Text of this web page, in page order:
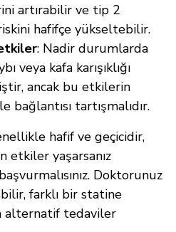
artırabilir ve tip 2
hafifçe yükseltebilir.
: Nadir durumlarda
veya kafa karışıklığı
ancak bu etkilerin
bağlantısı tartışmalıdır.
hafif ve geçicidir,
etkiler yaşarsanız
Doktorunuz
farklı bir statine
alternatif tedaviler